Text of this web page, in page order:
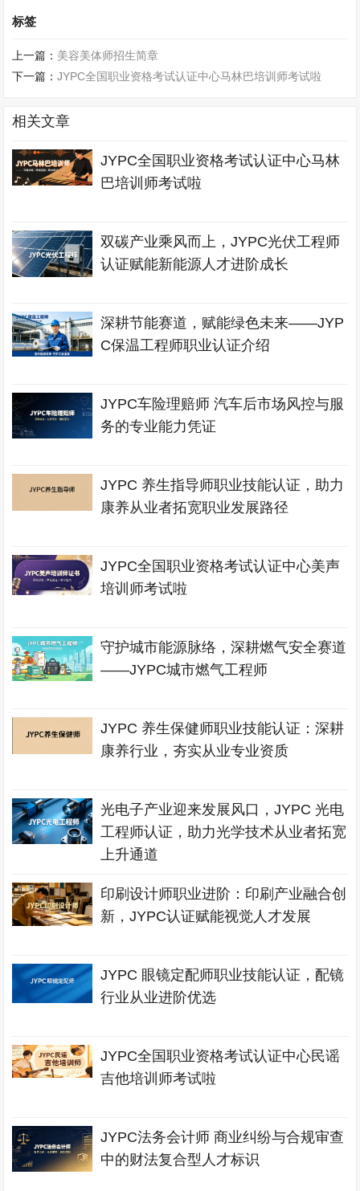
标签
上一篇： 美容美体师招生简章
下一篇：JYPC全国职业资格考试认证中心马林巴培训师考试啦
相关文章
JYPC全国职业资格考试认证中心马林
巴培训师考试啦
双碳产业乘风而上，JYPC光伏工程师
认证赋能新能源人才进阶成长
深耕节能赛道，赋能绿色未来——JYP
C保温工程师职业认证介绍
JYPC车险理赔师 汽车后市场风控与服
务的专业能力凭证
JYPC 养生指导师职业技能认证，助力
康养从业者拓宽职业发展路径
JYPC全国职业资格考试认证中心美声
培训师考试啦
守护城市能源脉络，深耕燃气安全赛道
——JYPC城市燃气工程师
JYPC 养生保健师职业技能认证：深耕
康养行业，夯实从业专业资质
光电子产业迎来发展风口，JYPC 光电
工程师认证，助力光学技术从业者拓宽
上升通道
印刷设计师职业进阶：印刷产业融合创
新，JYPC认证赋能视觉人才发展
JYPC 眼镜定配师职业技能认证，配镜
行业从业进阶优选
JYPC全国职业资格考试认证中心民谣
吉他培训师考试啦
JYPC法务会计师 商业纠纷与合规审查
中的财法复合型人才标识